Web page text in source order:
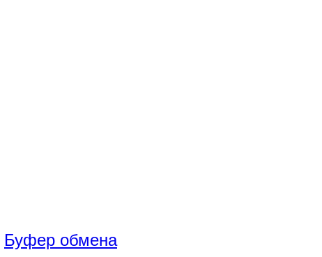
Буфер обмена